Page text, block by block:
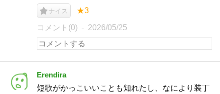
ナイス ★3
コメント(0) 2026/05/25
Erendira
短歌がかっこいいことも知れたし、なにより装丁